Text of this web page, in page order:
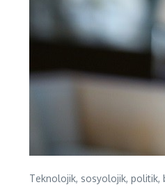
Teknolojik, sosyolojik, politik,